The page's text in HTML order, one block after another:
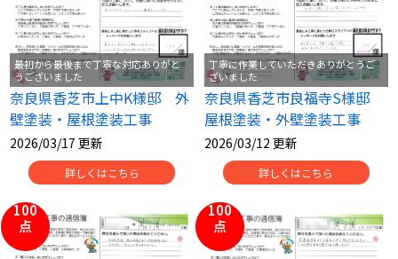
最初から最後まで丁寧な対応ありがと
うございました
奈良県香芝市上中K様邸 外
壁塗装・屋根塗装工事
2026/03/17 更新
詳しくはこちら
丁寧に作業していただきありがとうご
ざいました
奈良県香芝市良福寺S様邸
屋根塗装・外壁塗装工事
2026/03/12 更新
詳しくはこちら
100
点
100
点